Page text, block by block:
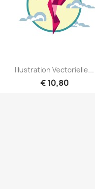
Snel bekijken
Illustration Vectorielle...
€ 10,80